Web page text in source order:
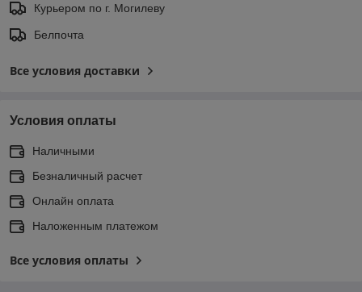
Курьером по г. Могилеву
Белпочта
Все условия доставки
Условия оплаты
Наличными
Безналичный расчет
Онлайн оплата
Наложенным платежом
Все условия оплаты